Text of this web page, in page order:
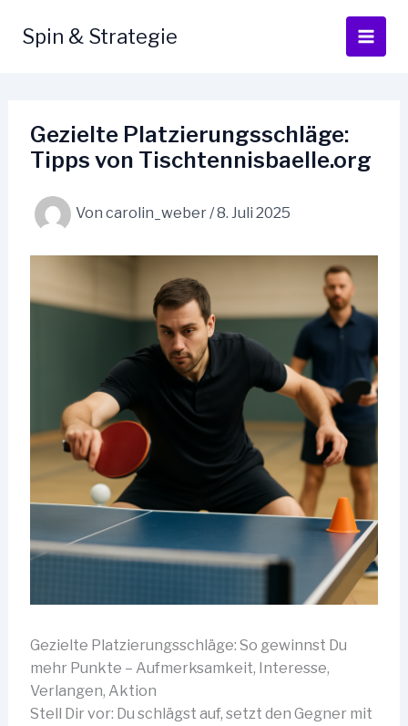
InhaltSpin & Strategie
Gezielte Platzierungsschläge:
Tipps von Tischtennisbaelle.org
Von carolin_weber/8. Juli 2025
Gezielte Platzierungsschläge: So gewinnst Du
mehr Punkte – Aufmerksamkeit, Interesse,
Verlangen, Aktion
Stell Dir vor: Du schlägst auf, setzt den Gegner mit